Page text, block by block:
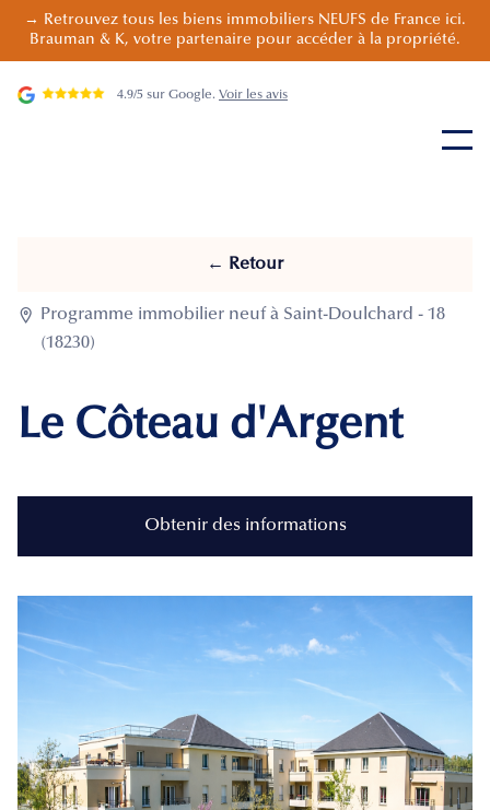
→ Retrouvez tous les biens immobiliers NEUFS de France ici.
Brauman & K, votre partenaire pour accéder à la propriété.
4.9/5 sur Google. Voir les avis
← Retour

Programme immobilier neuf à Saint-Doulchard - 18
(18230)
Le Côteau d'Argent
Obtenir des informations